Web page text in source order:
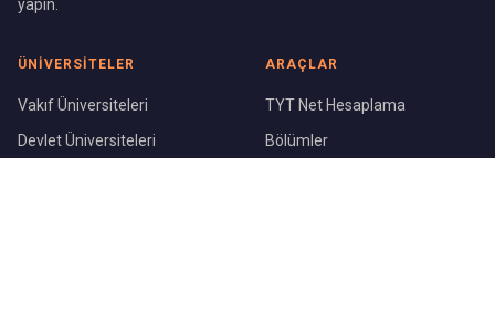
yapın.
ÜNIVERSITELER
Vakıf Üniversiteleri
Devlet Üniversiteleri
ARAÇLAR
TYT Net Hesaplama
Bölümler